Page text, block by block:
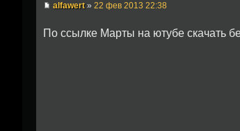
alfawert » 22 фев 2013 22:38
По ссылке Марты на ютубе скачать